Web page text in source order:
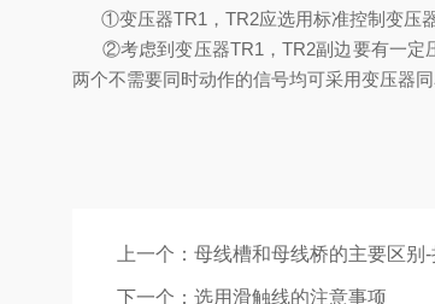
①变压器TR1，TR2应选用标准控制变压
②考虑到变压器TR1，TR2副边要有一
两个不需要同时动作的信号均可采用变压器
上一个： 母线槽和母线桥的主要区别
下一个： 选用滑触线的注意事项